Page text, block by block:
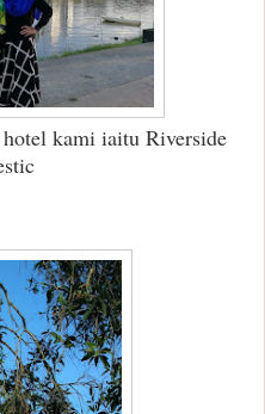
kami iaitu Riverside